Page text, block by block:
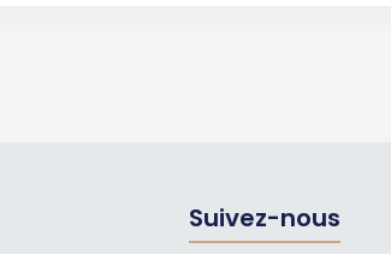
Suivez-nous